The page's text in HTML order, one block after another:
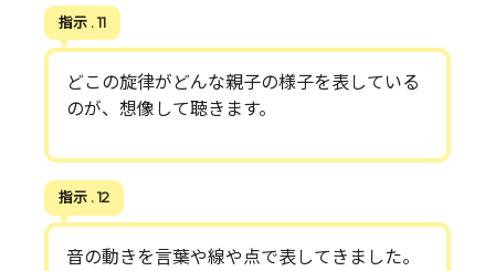
指示 . 11
どこの旋律がどんな親子の様子を表している
のが、想像して聴きます。
指示 . 12
音の動きを言葉や線や点で表してきました。